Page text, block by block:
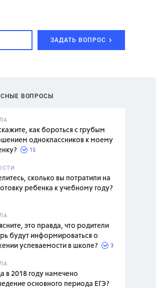
ЗАДАТЬ ВОПРОС
ВОПРОСЫ
как бороться с грубым
одноклассников к моему
15
сколько вы потратили на
ребенка к учебному году?
это правда, что родители
будут информироваться о
успеваемости в школе?
3
в 2018 году намечено
основного периода ЕГЭ?